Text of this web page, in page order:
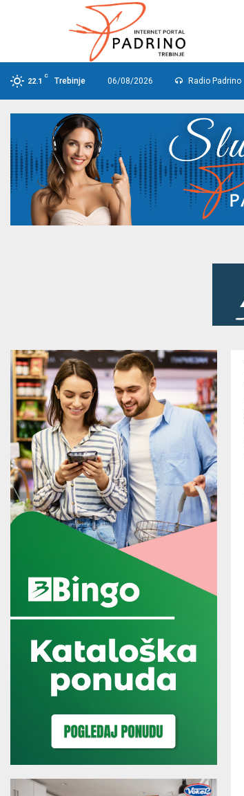
22.1
C
Trebinje 06/08/2026 Radio Padrino